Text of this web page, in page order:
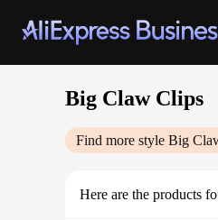
Big Claw Clips
Find more style Big
Here are the products